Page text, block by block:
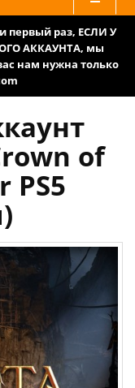
первый раз, ЕСЛИ У
АККАУНТА, мы
нам нужна только
of
PS5